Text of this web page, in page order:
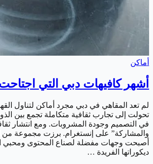
أماكن
أشهر كافيهات دبي التي
لم تعد المقاهي في دبي مجرد أماكن لتناول
تحولت إلى تجارب ثقافية متكاملة تجمع بين الذوق
في التصميم وجودة المشروبات. ومع انتشار
والمشاركة” على إنستغرام. برزت مجموعة من
أصبحت وجهات مفضلة لصناع المحتوى ومحبي
ديكوراتها الفريدة …